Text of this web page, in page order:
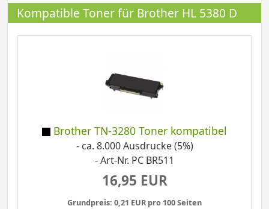
Kompatible Toner für Brother HL 5380 D
Brother TN-3280 Toner kompatibel
- ca. 8.000 Ausdrucke (5%)
- Art-Nr. PC BR511
16,95 EUR
Grundpreis: 0,21 EUR pro 100 Seiten